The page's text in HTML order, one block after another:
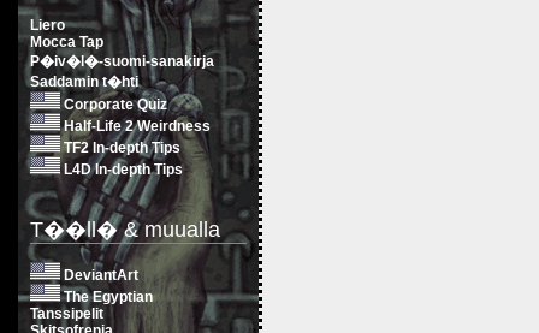
Liero
Mocca Tap
P�iv�l�-suomi-sanakirja
Saddamin t�hti
Corporate Quiz
Half-Life 2 Weirdness
TF2 In-depth Tips
L4D In-depth Tips
T��ll� & muualla
DeviantArt
The Egyptian
Tanssipelit